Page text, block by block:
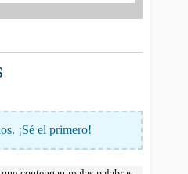
¡Sé el primero!